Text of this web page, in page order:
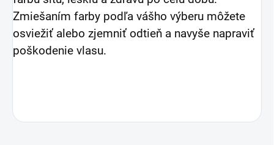
Zmiešaním farby podľa vášho výberu môžete
osviežiť alebo zjemniť odtieň a navyše napraviť
poškodenie vlasu.